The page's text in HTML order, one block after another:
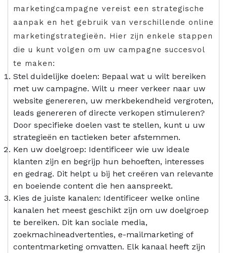
marketingcampagne vereist een strategische
aanpak en het gebruik van verschillende online
marketingstrategieën. Hier zijn enkele stappen
die u kunt volgen om uw campagne succesvol
te maken:
Stel duidelijke doelen: Bepaal wat u wilt bereiken
met uw campagne. Wilt u meer verkeer naar uw
website genereren, uw merkbekendheid vergroten,
leads genereren of directe verkopen stimuleren?
Door specifieke doelen vast te stellen, kunt u uw
strategieën en tactieken beter afstemmen.
Ken uw doelgroep: Identificeer wie uw ideale
klanten zijn en begrijp hun behoeften, interesses
en gedrag. Dit helpt u bij het creëren van relevante
en boeiende content die hen aanspreekt.
Kies de juiste kanalen: Identificeer welke online
kanalen het meest geschikt zijn om uw doelgroep
te bereiken. Dit kan sociale media,
zoekmachineadvertenties, e-mailmarketing of
contentmarketing omvatten. Elk kanaal heeft zijn